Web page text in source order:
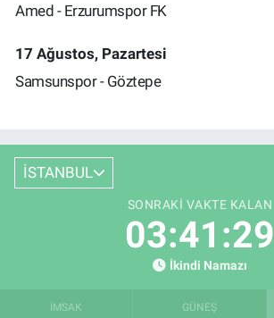
Amed - Erzurumspor FK
17 Ağustos, Pazartesi
Samsunspor - Göztepe
İSTANBUL
SONRAKI VAKTE KALAN
03:41:28
İkindi Namazı
İMSAK GÜNEŞ